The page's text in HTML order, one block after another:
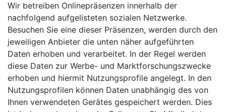
Wir betreiben Onlinepräsenzen innerhalb der
nachfolgend aufgelisteten sozialen Netzwerke.
Besuchen Sie eine dieser Präsenzen, werden durch den
jeweiligen Anbieter die unten näher aufgeführten
Daten erhoben und verarbeitet. In der Regel werden
diese Daten zur Werbe- und Marktforschungszwecke
erhoben und hiermit Nutzungsprofile angelegt. In den
Nutzungsprofilen können Daten unabhängig des von
Ihnen verwendeten Gerätes gespeichert werden. Dies